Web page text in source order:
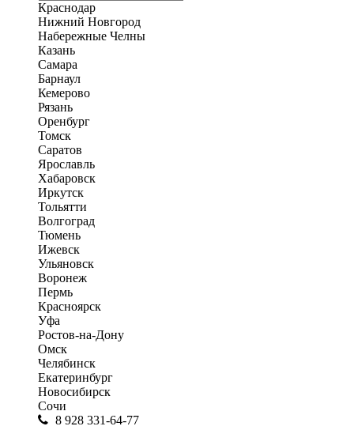
Краснодар
Нижний Новгород
Набережные Челны
Казань
Самара
Барнаул
Кемерово
Рязань
Оренбург
Томск
Саратов
Ярославль
Хабаровск
Иркутск
Тольятти
Волгоград
Тюмень
Ижевск
Ульяновск
Воронеж
Пермь
Красноярск
Уфа
Ростов-на-Дону
Омск
Челябинск
Екатеринбург
Новосибирск
Сочи
8 928 331-64-77